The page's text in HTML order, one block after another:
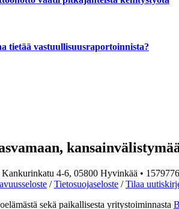
tietää vastuullisuus­raportoinnista?
Kankurinkatu 4-6, 05800 Hyvinkää •
/Tietosuojaseloste /Tilaa
sekä paikallisesta yritystoiminnasta